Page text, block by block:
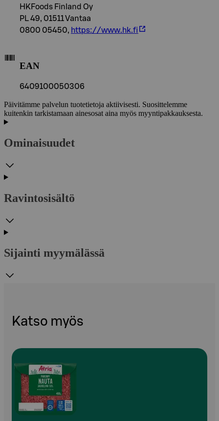
HKFoods Finland Oy
PL 49, 01511 Vantaa
0800 05450, https://www.hk.fi
EAN
6409100050306
Päivitämme palvelun tuotetietoja aktiivisesti. Suosittelemme
kuitenkin tarkistamaan ainesosat aina myös myyntipakkauksesta.
Ominaisuudet
Ravintosisältö
Sijainti myymälässä
Katso myös